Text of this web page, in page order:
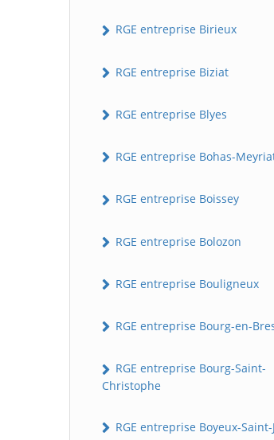
RGE entreprise Birieux
RGE entreprise Biziat
RGE entreprise Blyes
RGE entreprise Bohas-
RGE entreprise Boissey
RGE entreprise Bolozon
RGE entreprise Bouligneux
RGE entreprise Bourg-en-
RGE entreprise Bourg-Saint-
Christophe
RGE entreprise Boyeux-Saint-